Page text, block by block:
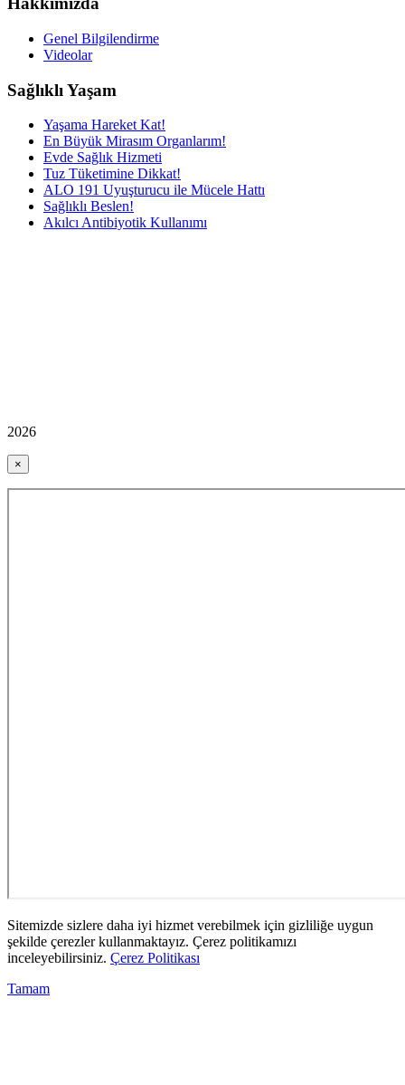
Genel Bilgilendirme
Videolar
Sağlıklı Yaşam
Yaşama Hareket Kat!
En Büyük Mirasım Organlarım!
Evde Sağlık Hizmeti
Tuz Tüketimine Dikkat!
ALO 191 Uyuşturucu ile Mücele Hattı
Sağlıklı Beslen!
Akılcı Antibiyotik Kullanımı
2026
×
Sitemizde sizlere daha iyi hizmet verebilmek için gizliliğe uygun
şekilde çerezler kullanmaktayız. Çerez politikamızı
inceleyebilirsiniz. Çerez Politikası
Tamam